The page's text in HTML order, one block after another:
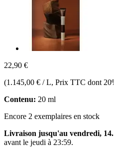
22,90 €
(1.145,00 € / L, Prix TTC dont
Contenu: 20 ml
Encore 2 exemplaires en stock
Livraison jusqu'au vendredi,
avant le jeudi à 23:59.